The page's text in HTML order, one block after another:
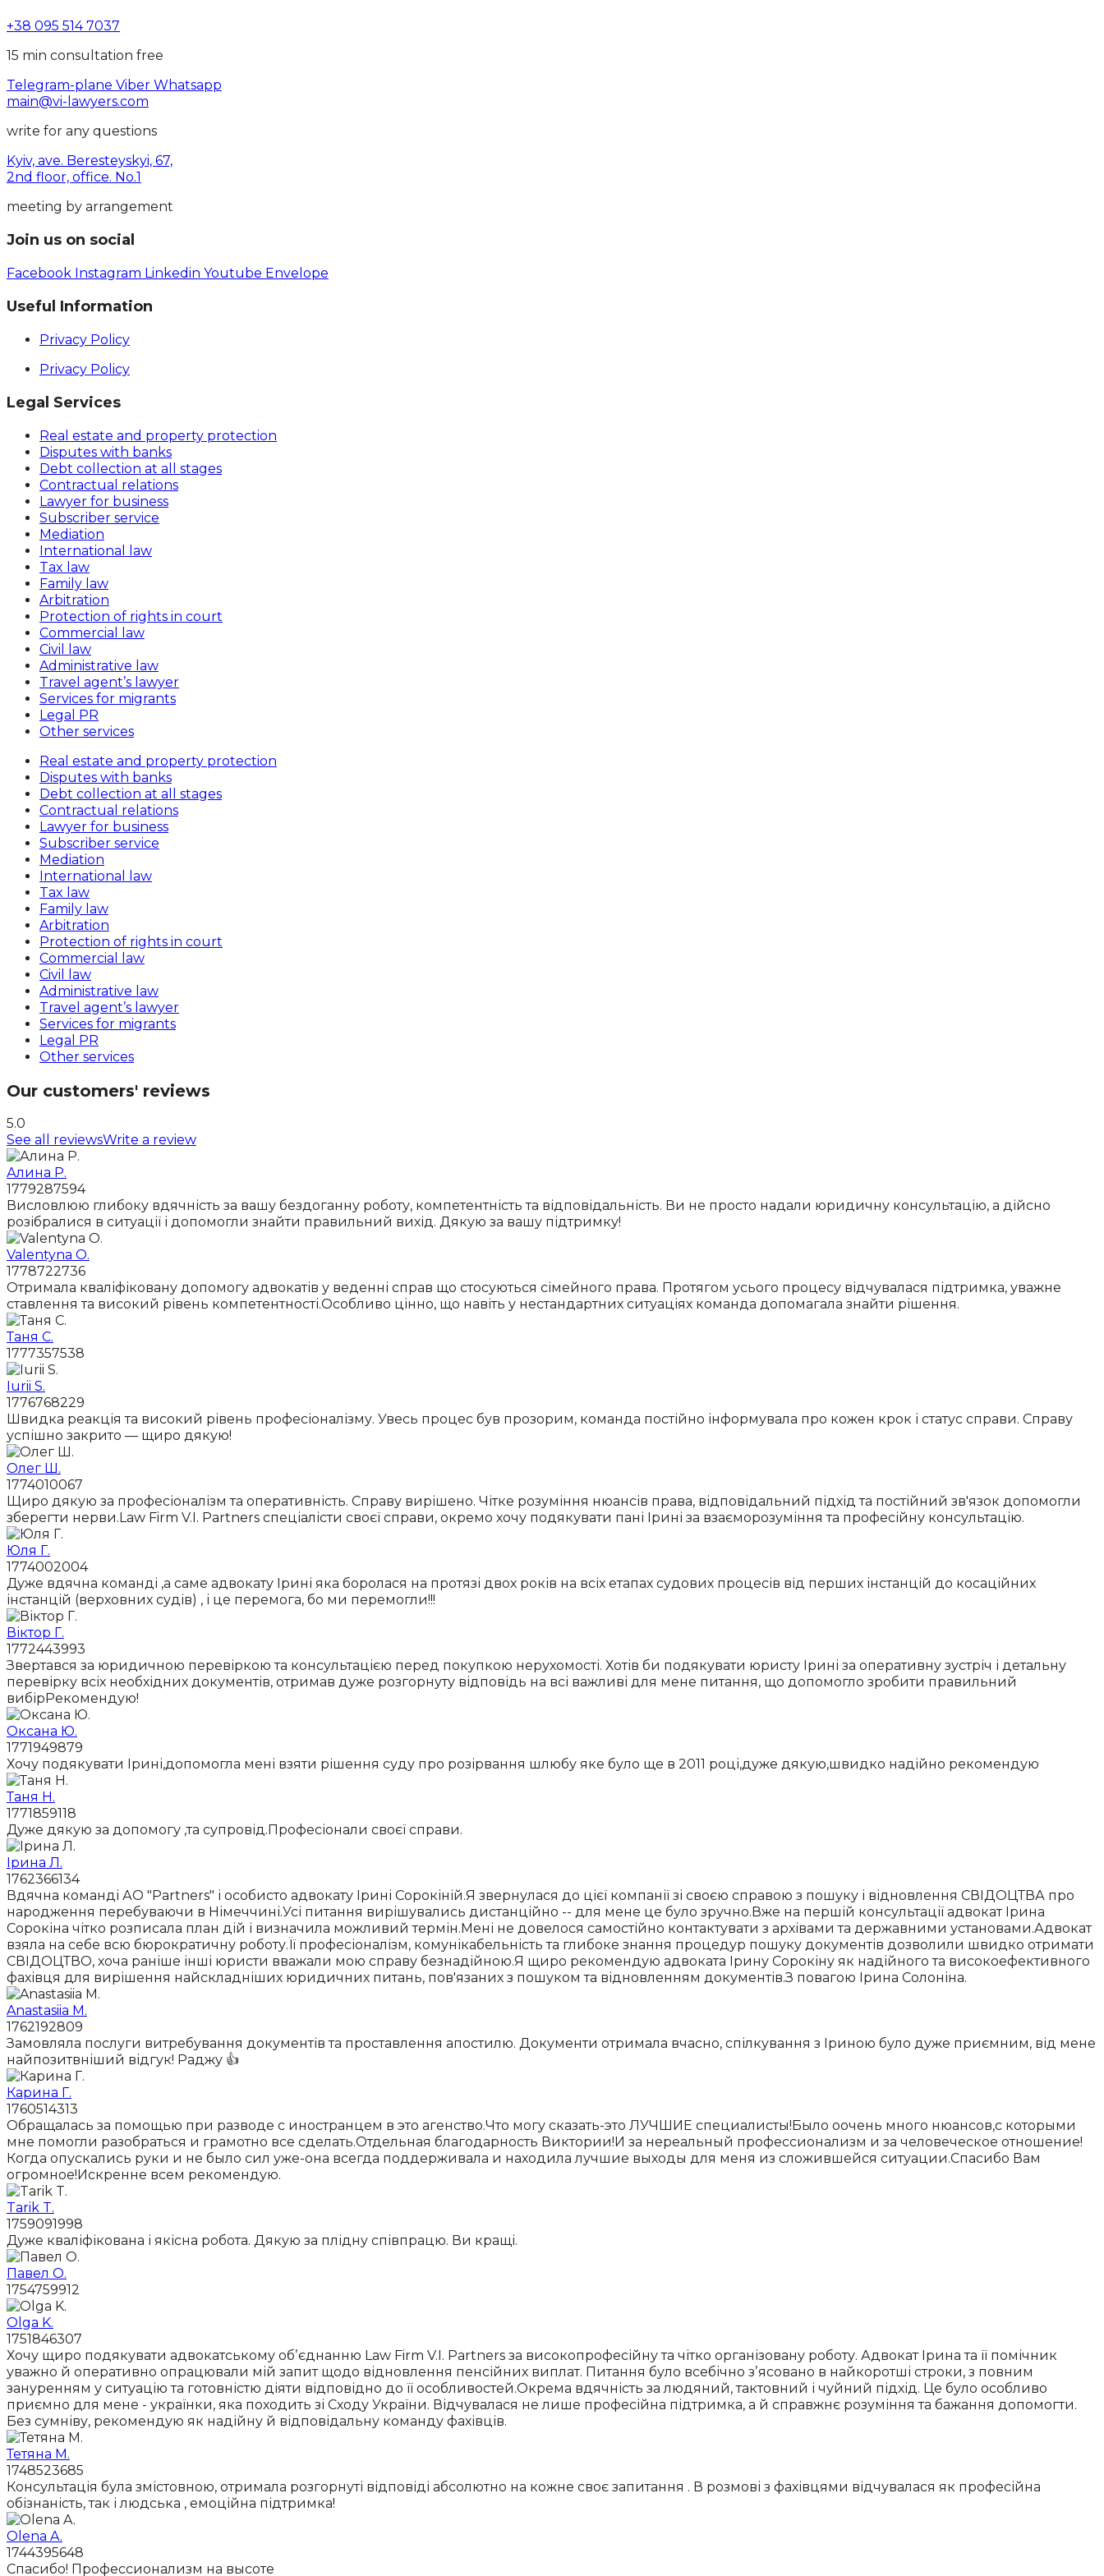
+38 095 514 7037
15 min consultation free
Telegram-plane Viber Whatsapp
main@vi-lawyers.com
write for any questions
Kyiv, ave. Beresteyskyi, 67,
2nd floor, office. No.1
meeting by arrangement
Join us on social
Facebook Instagram Linkedin Youtube Envelope
Useful Information
Privacy Policy
Privacy Policy
Legal Services
Real estate and property protection
Disputes with banks
Debt collection at all stages
Contractual relations
Lawyer for business
Subscriber service
Mediation
International law
Tax law
Family law
Arbitration
Protection of rights in court
Commercial law
Civil law
Administrative law
Travel agent’s lawyer
Services for migrants
Legal PR
Other services
Real estate and property protection
Disputes with banks
Debt collection at all stages
Contractual relations
Lawyer for business
Subscriber service
Mediation
International law
Tax law
Family law
Arbitration
Protection of rights in court
Commercial law
Civil law
Administrative law
Travel agent’s lawyer
Services for migrants
Legal PR
Other services
Our customers' reviews
5.0
See all reviewsWrite a review
Алина Р.
1779287594
Висловлюю глибоку вдячність за вашу бездоганну роботу, компетентність та відповідальність. Ви не просто надали юридичну консультацію, а дійсно
розібралися в ситуації і допомогли знайти правильний вихід. Дякую за вашу підтримку!
Valentyna O.
1778722736
Отримала кваліфіковану допомогу адвокатів у веденні справ що стосуються сімейного права. Протягом усього процесу відчувалася підтримка, уважне
ставлення та високий рівень компетентності.Особливо цінно, що навіть у нестандартних ситуаціях команда допомагала знайти рішення.
Таня С.
1777357538
Iurii S.
1776768229
Швидка реакція та високий рівень професіоналізму. Увесь процес був прозорим, команда постійно інформувала про кожен крок і статус справи. Справу
успішно закрито — щиро дякую!
Олег Ш.
1774010067
Щиро дякую за професіоналізм та оперативність. Справу вирішено. Чітке розуміння нюансів права, відповідальний підхід та постійний зв'язок допомогли
зберегти нерви.Law Firm V.I. Partners спеціалісти своєї справи, окремо хочу подякувати пані Ірині за взаєморозуміння та професійну консультацію.
Юля Г.
1774002004
Дуже вдячна команді ,а саме адвокату Ірині яка боролася на протязі двох років на всіх етапах судових процесів від перших інстанцій до косаційних
інстанцій (верховних судів) , і це перемога, бо ми перемогли!!!
Віктор Г.
1772443993
Звертався за юридичною перевіркою та консультацією перед покупкою нерухомості. Хотів би подякувати юристу Ірині за оперативну зустріч і детальну
перевірку всіх необхідних документів, отримав дуже розгорнуту відповідь на всі важливі для мене питання, що допомогло зробити правильний
вибірРекомендую!
Оксана Ю.
1771949879
Хочу подякувати Ірині,допомогла мені взяти рішення суду про розірвання шлюбу яке було ще в 2011 році,дуже дякую,швидко надійно рекомендую
Таня Н.
1771859118
Дуже дякую за допомогу ,та супровід.Професіонали своєї справи.
Ірина Л.
1762366134
Вдячна команді АО "Partners" і особисто адвокату Ірині Сорокіній.Я звернулася до цієї компанії зі своєю справою з пошуку і відновлення СВІДОЦТВА про
народження перебуваючи в Німеччині.Усі питання вирішувались дистанційно -- для мене це було зручно.Вже на першій консультації адвокат Ірина
Сорокіна чітко розписала план дій і визначила можливий термін.Мені не довелося самостійно контактувати з архівами та державними установами.Адвокат
взяла на себе всю бюрократичну роботу.Її професіоналізм, комунікабельність та глибоке знання процедур пошуку документів дозволили швидко отримати
СВІДОЦТВО, хоча раніше інші юристи вважали мою справу безнадійною.Я щиро рекомендую адвоката Ірину Сорокіну як надійного та високоефективного
фахівця для вирішення найскладніших юридичних питань, пов'язаних з пошуком та відновленням документів.З повагою Ірина Солоніна.
Anastasiia M.
1762192809
Замовляла послуги витребування документів та проставлення апостилю. Документи отримала вчасно, спілкування з Іриною було дуже приємним, від мене
найпозитвніший відгук! Раджу 👍
Карина Г.
1760514313
Обращалась за помощью при разводе с иностранцем в это агенство.Что могу сказать-это ЛУЧШИЕ специалисты!Было оочень много нюансов,с которыми
мне помогли разобраться и грамотно все сделать.Отдельная благодарность Виктории!И за нереальный профессионализм и за человеческое отношение!
Когда опускались руки и не было сил уже-она всегда поддерживала и находила лучшие выходы для меня из сложившейся ситуации.Спасибо Вам
огромное!Искренне всем рекомендую.
Tarik T.
1759091998
Дуже кваліфікована і якісна робота. Дякую за плідну співпрацю. Ви кращі.
Павел О.
1754759912
Olga K.
1751846307
Хочу щиро подякувати адвокатському обʼєднанню Law Firm V.I. Partners за високопрофесійну та чітко організовану роботу. Адвокат Ірина та її помічник
уважно й оперативно опрацювали мій запит щодо відновлення пенсійних виплат. Питання було всебічно зʼясовано в найкоротші строки, з повним
зануренням у ситуацію та готовністю діяти відповідно до її особливостей.Окрема вдячність за людяний, тактовний і чуйний підхід. Це було особливо
приємно для мене - українки, яка походить зі Сходу України. Відчувалася не лише професійна підтримка, а й справжнє розуміння та бажання допомогти.
Без сумніву, рекомендую як надійну й відповідальну команду фахівців.
Тетяна М.
1748523685
Консультація була змістовною, отримала розгорнуті відповіді абсолютно на кожне своє запитання . В розмові з фахівцями відчувалася як професійна
обізнаність, так і людська , емоційна підтримка!
Olena A.
1744395648
Спасибо! Профессионализм на высоте